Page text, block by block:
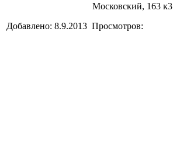
Московский, 163 к3
Добавлено: 8.9.2013 Просмотров: